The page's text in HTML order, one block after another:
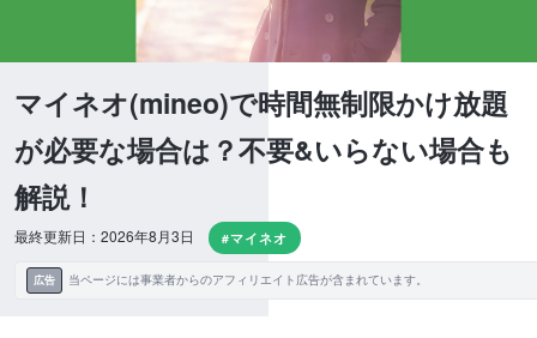
マイネオ(mineo)で時間無制限かけ放題
が必要な場合は？不要&いらない場合も
解説！
最終更新日：2026年8月3日 #マイネオ
広告 当ページには事業者からのアフィリエイト広告が含まれています。